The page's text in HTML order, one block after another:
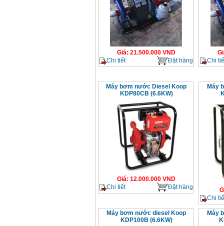
Giá: 21.500.000 VND
Chi tiết
Đặt hàng
Chi
Máy bơm nước Diesel Koop
KDP80CB (6.6KW)
Giá: 12.000.000 VND
Chi tiết
Đặt hàng
Máy
Chi
Máy bơm nước diesel Koop
KDP100B (6.6KW)
Máy